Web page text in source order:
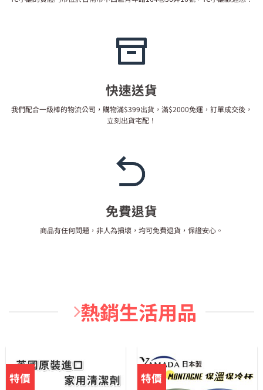
快速送貨
我們配合一級棒的物流公司，購物滿$399出貨，滿$2000免運，訂單成交後，
立刻出貨宅配！
免費退貨
商品有任何問題，非人為損壞，均可免費退貨，保證安心。
熱銷生活用品
特價 特價